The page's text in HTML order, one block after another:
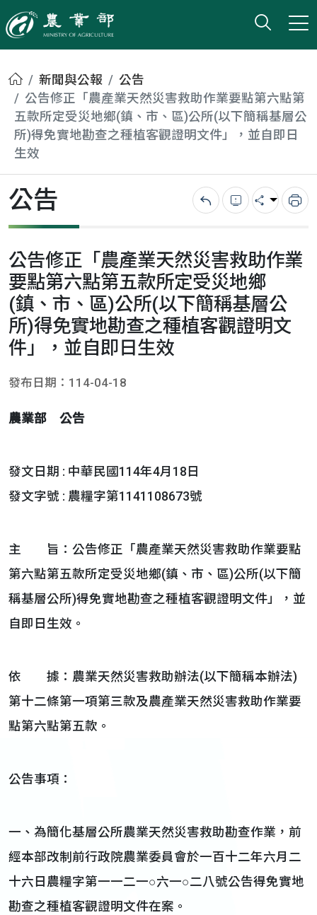
農業部
打開
小版
首頁新聞與公報
公告
公告修正「農產業天然災害救助作業要點第六點第
五款所定受災地鄉(鎮、市、區)公所(以下簡稱基層公
所)得免實地勘查之種植客觀證明文件」，並自即日
生效
公告 回上一頁錯誤回報
分享 列
公告修正「農產業天然災害救助作業
要點第六點第五款所定受災地鄉
(鎮、市、區)公所(以下簡稱基層公
所)得免實地勘查之種植客觀證明文
件」，並自即日生效
發布日期：114-04-18
農業部 公告
發文日期 : 中華民國114年4月18日
發文字號 : 農糧字第1141108673號
主 旨：公告修正「農產業天然災害救助作業要點
第六點第五款所定受災地鄉(鎮、市、區)公所(以下簡
稱基層公所)得免實地勘查之種植客觀證明文件」，並
自即日生效。
依 據：農業天然災害救助辦法(以下簡稱本辦法)
第十二條第一項第三款及農產業天然災害救助作業要
點第六點第五款。
公告事項：
一、為簡化基層公所農業天然災害救助勘查作業，前
經本部改制前行政院農業委員會於一百十二年六月二
十六日農糧字第一一二一○六一○二八號公告得免實地
勘查之種植客觀證明文件在案。